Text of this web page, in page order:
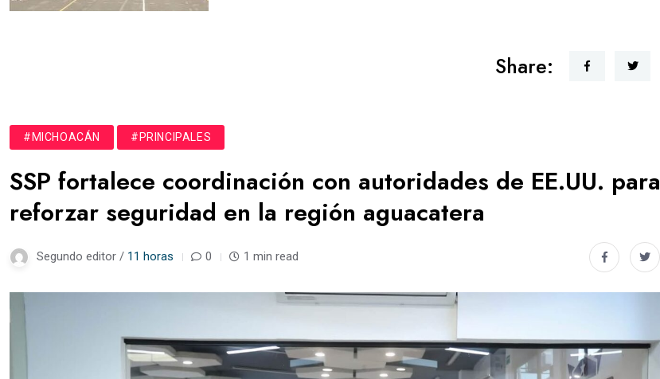
Share:
#MICHOACÁN #PRINCIPALES
SSP fortalece coordinación con autoridades de EE.UU. para
reforzar seguridad en la región aguacatera
Segundo editor / 11 horas 0 1 min read